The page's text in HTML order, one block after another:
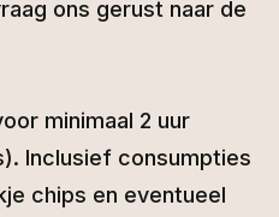
ons gerust naar de
minimaal 2 uur
Inclusief consumpties
chips en eventueel